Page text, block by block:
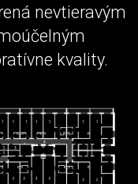
nevtieravým
kvality.